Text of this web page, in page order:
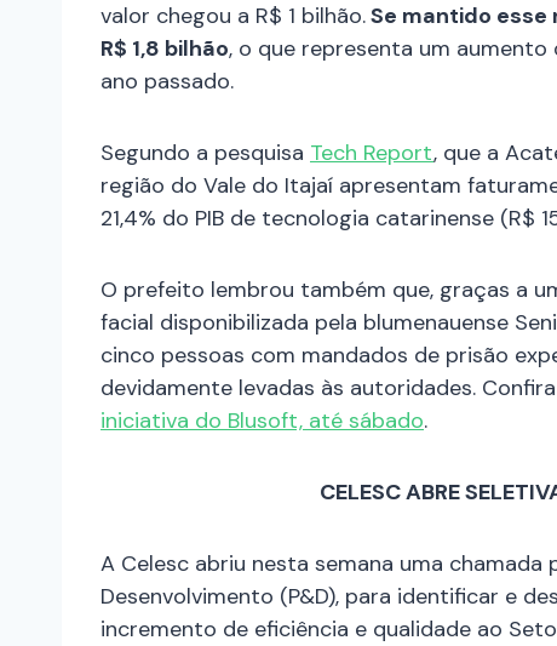
valor chegou a R$ 1 bilhão.Se mantido
R$ 1,8 bilhão, o que representa um
ano passado.
Segundo a pesquisa Tech Report, que a
região do Vale do Itajaí apresentam
21,4% do PIB de tecnologia catarinense (R$
O prefeito lembrou também que, graças a
facial disponibilizada pela blumenauense
cinco pessoas com mandados de prisão
devidamente levadas às autoridades.
iniciativa do Blusoft, até sábado.
CELESC ABRE
A Celesc abriu nesta semana uma
Desenvolvimento (P&D), para identificar e
incremento de eficiência e qualidade ao